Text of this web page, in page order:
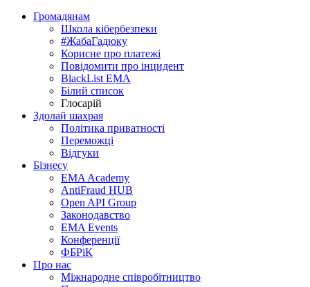
Громадянам
Школа кібербезпеки
#ЖабаГадюку
Корисне про платежі
Повідомити про інцидент
BlackList EMA
Білий список
Глосарій
Здолай шахрая
Політика приватності
Переможцi
Відгуки
Бізнесу
EMA Academy
AntiFraud HUB
Open API Group
Законодавство
EMA Events
Конференції
ФБРіК
Про нас
Міжнародне співробітництво